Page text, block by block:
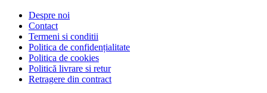
Despre noi
Contact
Termeni si conditii
Politica de confidențialitate
Politica de cookies
Politică livrare si retur
Retragere din contract